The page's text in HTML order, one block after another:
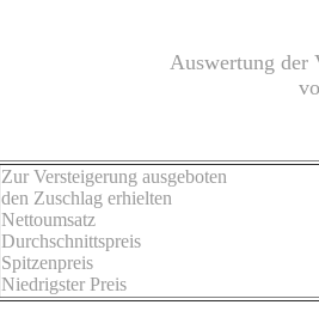
Auswertung der
Zur Versteigerung ausgeboten
den Zuschlag erhielten
Nettoumsatz
Durchschnittspreis
Spitzenpreis
Niedrigster Preis